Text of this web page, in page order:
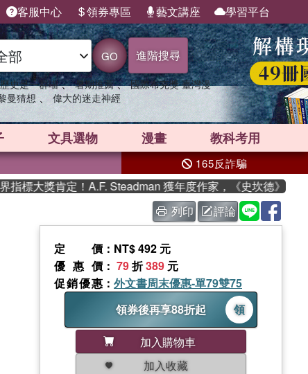
客服中心 領券專區 藝文講座 學習平台
GO 進階搜尋
史是一群喵 、 暑期推薦 、 國際布克獎 臺灣漫
曼猜想 、 偉大的迷走神經
文具選物 漫畫 教科考用
165反詐騙
標大獎肯定！A.F. Steadman 獲年度作家，《史坎德》系列帶
列印 評論
定價 ：NT$ 492 元
優惠價 ： 79折389 元
促銷優惠 ： 外文書周末優惠-單79雙75
領券後再享88折起
領
加入購物車
加入收藏